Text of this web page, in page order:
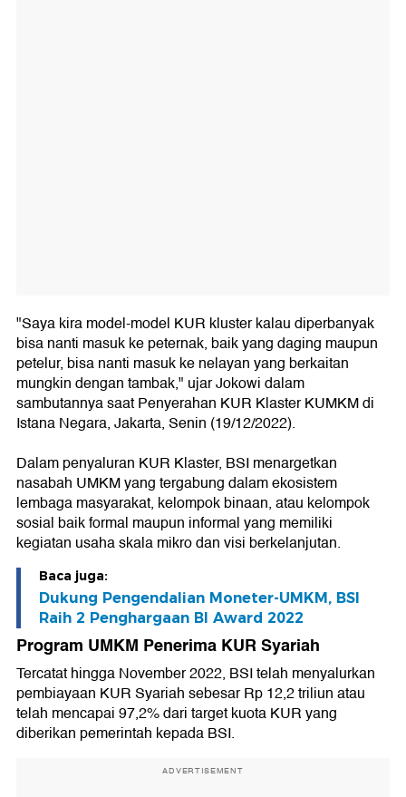
"Saya kira model-model KUR kluster kalau diperbanyak
bisa nanti masuk ke peternak, baik yang daging maupun
petelur, bisa nanti masuk ke nelayan yang berkaitan
mungkin dengan tambak," ujar Jokowi dalam
sambutannya saat Penyerahan KUR Klaster KUMKM di
Istana Negara, Jakarta, Senin (19/12/2022).
Dalam penyaluran KUR Klaster, BSI menargetkan
nasabah UMKM yang tergabung dalam ekosistem
lembaga masyarakat, kelompok binaan, atau kelompok
sosial baik formal maupun informal yang memiliki
kegiatan usaha skala mikro dan visi berkelanjutan.
Baca juga:
Dukung Pengendalian Moneter-UMKM, BSI
Raih 2 Penghargaan BI Award 2022
Program UMKM Penerima KUR Syariah
Tercatat hingga November 2022, BSI telah menyalurkan
pembiayaan KUR Syariah sebesar Rp 12,2 triliun atau
telah mencapai 97,2% dari target kuota KUR yang
diberikan pemerintah kepada BSI.
ADVERTISEMENT